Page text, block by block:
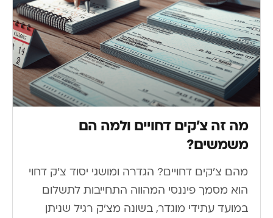
מה זה צ’קים דחויים ולמה הם
משמשים?
מהם צ'קים דחויים? הגדרה ומושגי יסוד צ'ק דחוי
הוא מסמך פיננסי המהווה התחייבות לתשלום
במועד עתידי מוגדר, בשונה מצ'ק רגיל שניתן